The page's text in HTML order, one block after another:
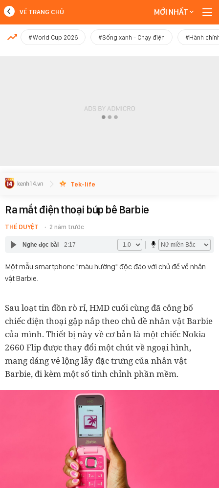
MỚI NHẤT
VỀ TRANG CHỦ MỚI NHẤT
#World Cup 2026 #Sống xanh - Chạy điện #Hành
Tek-life
Ra mắt điện thoại búp bê Barbie
THẾ DUYỆT 2 năm trước
Nghe đọc bài 2:17
Một mẫu smartphone "màu hường" độc đáo với chủ đề về nhân
vật Barbie.
Sau loạt tin đồn rò rỉ, HMD cuối cùng đã công bố
chiếc điện thoại gập nắp theo chủ đề nhân vật Barbie
của mình. Thiết bị này về cơ bản là một chiếc Nokia
2660 Flip được thay đổi một chút về ngoại hình,
mang dáng vẻ lộng lẫy đặc trưng của nhân vật
Barbie, đi kèm một số tinh chỉnh phần mềm.